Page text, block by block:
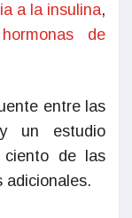
a la insulina,
hormonas de
entre las
un estudio
de las
adicionales.